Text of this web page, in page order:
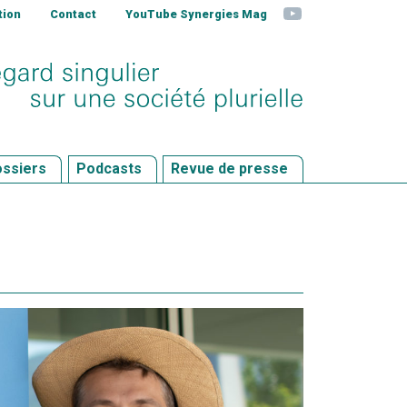
Contact YouTube Synergies Mag YouTube
Podcasts Revue de presse